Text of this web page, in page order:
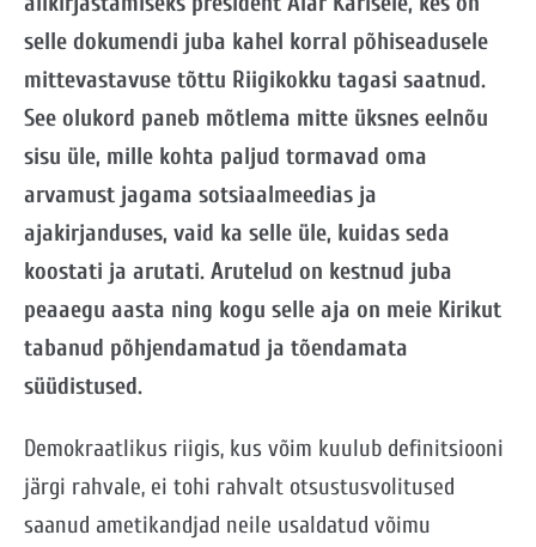
selle dokumendi juba kahel korral põhiseadusele
mittevastavuse tõttu Riigikokku tagasi saatnud.
See olukord paneb mõtlema mitte üksnes eelnõu
sisu üle, mille kohta paljud tormavad oma
arvamust jagama sotsiaalmeedias ja
ajakirjanduses, vaid ka selle üle, kuidas seda
koostati ja arutati. Arutelud on kestnud juba
peaaegu aasta ning kogu selle aja on meie Kirikut
tabanud põhjendamatud ja tõendamata
süüdistused.
Demokraatlikus riigis, kus võim kuulub definitsiooni
järgi rahvale, ei tohi rahvalt otsustusvolitused
saanud ametikandjad neile usaldatud võimu